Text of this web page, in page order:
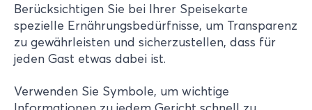
Berücksichtigen Sie bei Ihrer Speisekarte
spezielle Ernährungsbedürfnisse, um Transparenz
zu gewährleisten und sicherzustellen, dass für
jeden Gast etwas dabei ist.
Verwenden Sie Symbole, um wichtige